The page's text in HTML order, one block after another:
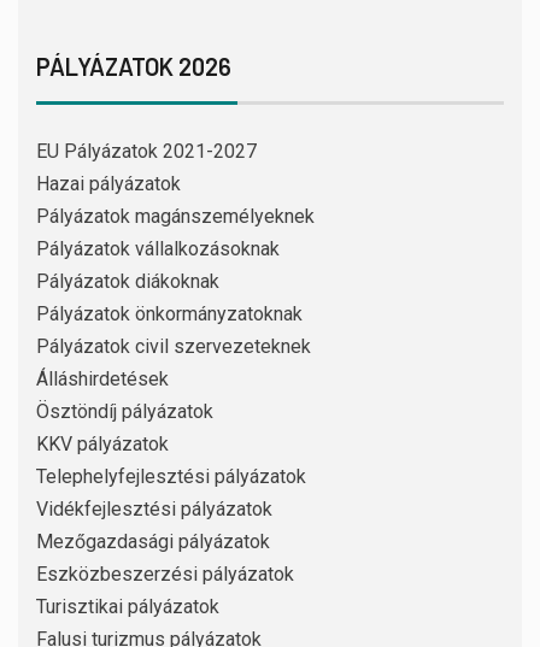
PÁLYÁZATOK 2026
EU Pályázatok 2021-2027
Hazai pályázatok
Pályázatok magánszemélyeknek
Pályázatok vállalkozásoknak
Pályázatok diákoknak
Pályázatok önkormányzatoknak
Pályázatok civil szervezeteknek
Álláshirdetések
Ösztöndíj pályázatok
KKV pályázatok
Telephelyfejlesztési pályázatok
Vidékfejlesztési pályázatok
Mezőgazdasági pályázatok
Eszközbeszerzési pályázatok
Turisztikai pályázatok
Falusi turizmus pályázatok